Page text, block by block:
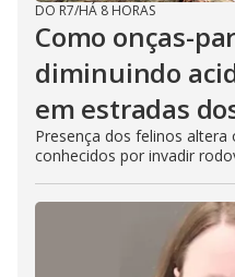
DO R7/HÁ 8 HORAS
Como onças-
diminuindo
em estradas
Presença dos felinos
conhecidos por invadir